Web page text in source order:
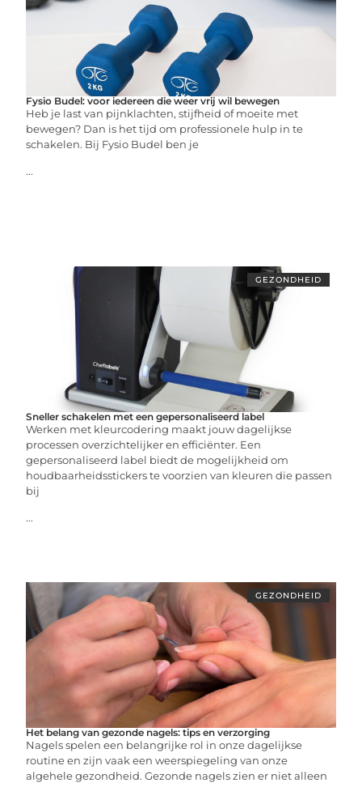
Fysio Budel: voor iedereen die weer vrij wil bewegen
Heb je last van pijnklachten, stijfheid of moeite met
bewegen? Dan is het tijd om professionele hulp in te
schakelen. Bij Fysio Budel ben je
...
GEZONDHEID
Sneller schakelen met een gepersonaliseerd label
Werken met kleurcodering maakt jouw dagelijkse
processen overzichtelijker en efficiënter. Een
gepersonaliseerd label biedt de mogelijkheid om
houdbaarheidsstickers te voorzien van kleuren die passen
bij
...
GEZONDHEID
Het belang van gezonde nagels: tips en verzorging
Nagels spelen een belangrijke rol in onze dagelijkse
routine en zijn vaak een weerspiegeling van onze
algehele gezondheid. Gezonde nagels zien er niet alleen